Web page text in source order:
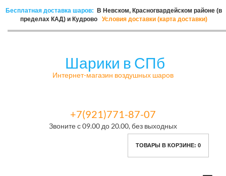
Бесплатная доставка шаров:
В Невском, Красногвардейском районе (в
пределах КАД) и Кудрово
Условия доставки (карта доставки)
Шарики в СПб
Интернет-магазин воздушных шаров
+7(921)771-87-07
Звоните с 09.00 до 20.00, без выходных
ТОВАРЫ В КОРЗИНЕ: 0